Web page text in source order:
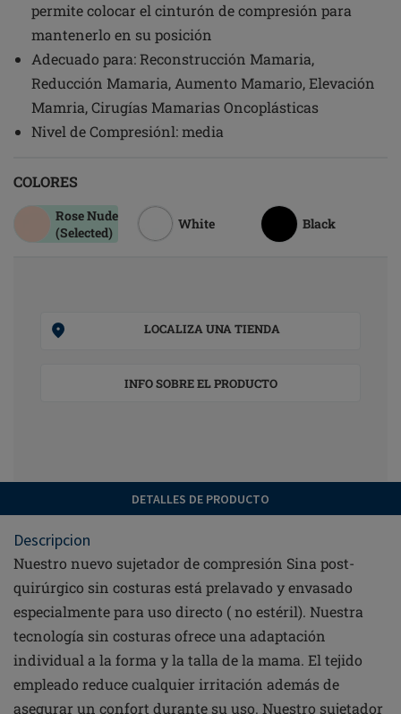
permite colocar el cinturón de compresión para
mantenerlo en su posición
Adecuado para: Reconstrucción Mamaria,
Reducción Mamaria, Aumento Mamario, Elevación
Mamria, Cirugías Mamarias Oncoplásticas
Nivel de Compresiónl: media
COLORES
Rose Nude
(Selected)
White Black
LOCALIZA UNA TIENDA
INFO SOBRE EL PRODUCTO
DETALLES DE PRODUCTO
Descripcion
Nuestro nuevo sujetador de compresión Sina post-
quirúrgico sin costuras está prelavado y envasado
especialmente para uso directo ( no estéril). Nuestra
tecnología sin costuras ofrece una adaptación
individual a la forma y la talla de la mama. El tejido
empleado reduce cualquier irritación además de
asegurar un confort durante su uso. Nuestro sujetador